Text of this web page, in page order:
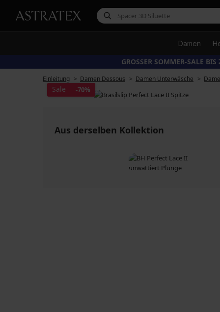
Damen
GROSSER SOMMER-SALE
Einleitung Damen Dessous Damen Unterwäsche
Sale -70%
Aus derselben Kollektion